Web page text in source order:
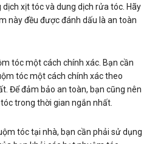
xịt tóc và dung dịch rửa tóc. Hãy
này đều được đánh dấu là an toàn
tóc một cách chính xác. Bạn cần
tóc một cách chính xác theo
Để đảm bảo an toàn, bạn cũng nên
trong thời gian ngắn nhất.
tóc tại nhà, bạn cần phải sử dụng